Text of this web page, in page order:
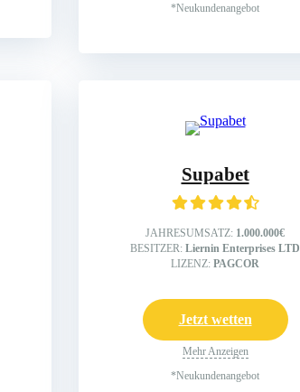
*Neukundenangebot
Supabet
JAHRESUMSATZ: 1.000.000€
BESITZER: Liernin Enterprises LTD
LIZENZ: PAGCOR
Jetzt wetten
Mehr Anzeigen
*Neukundenangebot